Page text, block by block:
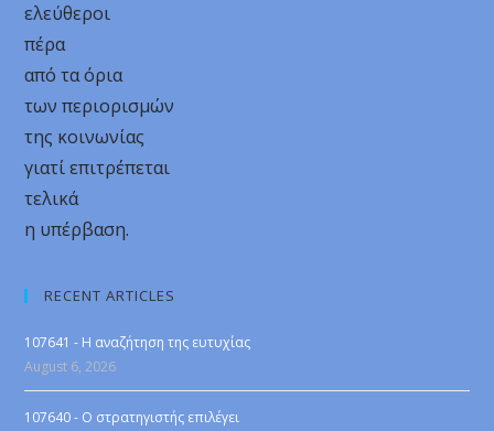
ελεύθεροι
πέρα
από τα όρια
των περιορισμών
της κοινωνίας
γιατί επιτρέπεται
τελικά
η υπέρβαση.
RECENT ARTICLES
107641 - Η αναζήτηση της ευτυχίας
August 6, 2026
107640 - Ο στρατηγιστής επιλέγει